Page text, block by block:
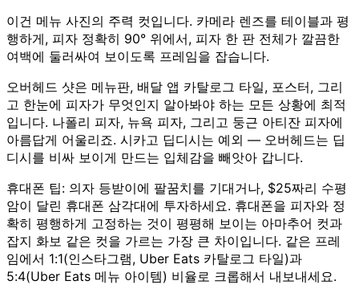
이건 메뉴 사진의 주력 컷입니다. 카메라 렌즈를 테이블과 평
행하게, 피자 정확히 90° 위에서, 피자 한 판 전체가 깔끔한
여백에 둘러싸여 보이도록 프레임을 잡습니다.
오버헤드 샷은 메뉴판, 배달 앱 카탈로그 타일, 포스터, 그리
고 한눈에 피자가 무엇인지 알아봐야 하는 모든 상황에 최적
입니다. 나폴리 피자, 뉴욕 피자, 그리고 둥근 아티잔 피자에
아름답게 어울리죠. 시카고 딥디시는 예외 — 오버헤드는 딥
디시를 비싸 보이게 만드는 입체감을 빼앗아 갑니다.
휴대폰 팁: 의자 등받이에 팔꿈치를 기대거나, $25짜리 수평
암이 달린 휴대폰 삼각대에 투자하세요. 휴대폰을 피자와 정
확히 평행하게 고정하는 것이 평평해 보이는 아마추어 컷과
잡지 화보 같은 컷을 가르는 가장 큰 차이입니다. 같은 프레
임에서 1:1(인스타그램, Uber Eats 카탈로그 타일)과
5:4(Uber Eats 메뉴 아이템) 비율로 크롭해서 내보내세요.